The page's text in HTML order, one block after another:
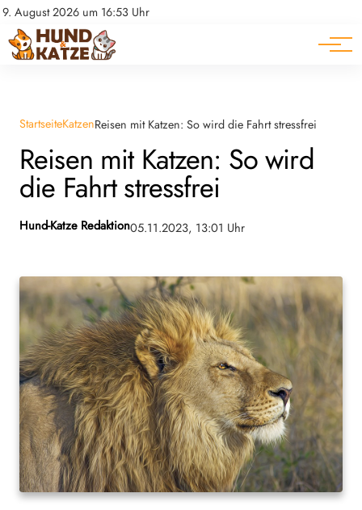
9. August 2026 um 16:53 Uhr
Datenschutz
Impressum
Pferde
Ratgeber
StartseiteKatzenReisen mit Katzen: So wird die Fahrt stressfrei
Reisen mit Katzen: So wird
die Fahrt stressfrei
Hund-Katze Redaktion05.11.2023, 13:01 Uhr